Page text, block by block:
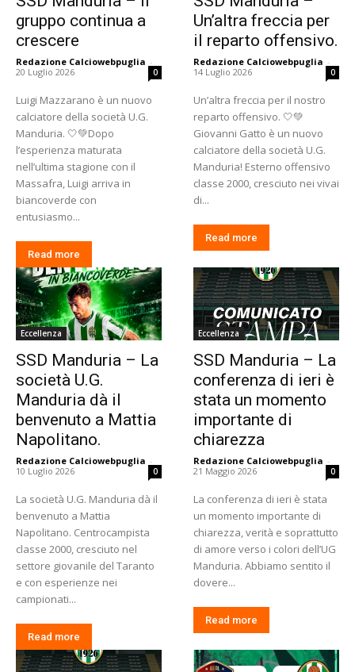
gruppo continua a
crescere
Redazione Calciowebpuglia -
20 Luglio 2026
0
Luigi Mazzarano è un nuovo
calciatore della società U.G.
Manduria. 🤍💚Dopo
l’esperienza maturata
nell’ultima stagione con il
Massafra, Luigi arriva in
biancoverde con
entusiasmo...
Read more
Un’altra freccia per
il reparto offensivo.
Redazione Calciowebpuglia -
14 Luglio 2026
0
Un’altra freccia per il nostro
reparto offensivo. 🤍💚
Giovanni Gatto è un nuovo
calciatore della società U.G.
Manduria! Esterno offensivo
classe 2000, cresciuto nei vivai
di...
Read more
Eccellenza
SSD Manduria – La
società U.G.
Manduria dà il
benvenuto a Mattia
Napolitano.
Redazione Calciowebpuglia -
10 Luglio 2026
0
La società U.G. Manduria dà il
benvenuto a Mattia
Napolitano. Centrocampista
classe 2000, cresciuto nel
settore giovanile del Taranto
e con esperienze nei
campionati...
Read more
Eccellenza
SSD Manduria – La
conferenza di ieri è
stata un momento
importante di
chiarezza
Redazione Calciowebpuglia -
21 Maggio 2026
0
La conferenza di ieri è stata
un momento importante di
chiarezza, verità e soprattutto
di amore verso i colori dell’UG
Manduria. Abbiamo sentito il
dovere...
Read more